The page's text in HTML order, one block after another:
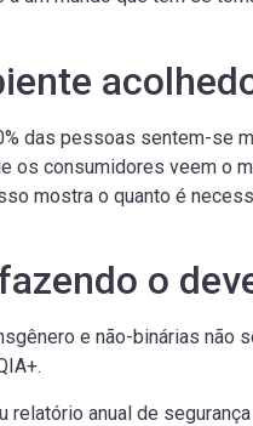
das pessoas sentem-se
os consumidores veem o
mostra o quanto é
o
e não-binárias não
anual de